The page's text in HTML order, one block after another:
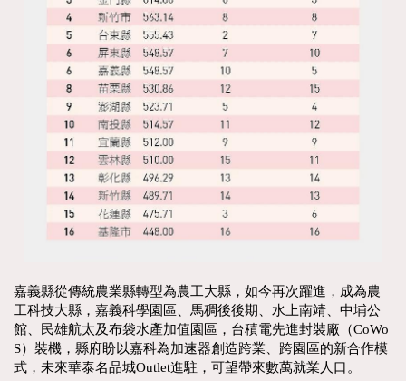
嘉義縣從傳統農業縣轉型為農工大縣，如今再次躍進，成為農
工科技大縣，嘉義科學園區、馬稠後後期、水上南靖、中埔公
館、民雄航太及布袋水產加值園區，台積電先進封裝廠（CoWo
S）裝機，縣府盼以嘉科為加速器創造跨業、跨園區的新合作模
式，未來華泰名品城Outlet進駐，可望帶來數萬就業人口。